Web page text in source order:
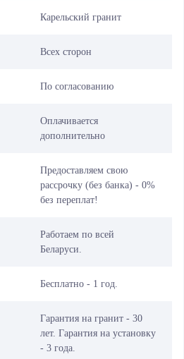
Карельский гранит
Всех сторон
По согласованию
Оплачивается
дополнительно
Предоставляем свою
рассрочку (без банка) - 0%
без переплат!
Работаем по всей
Беларуси.
Бесплатно - 1 год.
Гарантия на гранит - 30
лет. Гарантия на установку
- 3 года.